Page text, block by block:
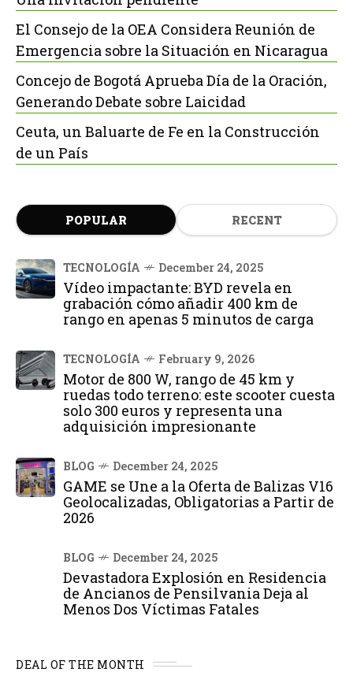
El Consejo de la OEA Considera Reunión de
Emergencia sobre la Situación en Nicaragua
Concejo de Bogotá Aprueba Día de la Oración,
Generando Debate sobre Laicidad
Ceuta, un Baluarte de Fe en la Construcción
de un País
POPULAR RECENT
TECNOLOGÍA December 24, 2025
Vídeo impactante: BYD revela en
grabación cómo añadir 400 km de
rango en apenas 5 minutos de carga
TECNOLOGÍA February 9, 2026
Motor de 800 W, rango de 45 km y
ruedas todo terreno: este scooter cuesta
solo 300 euros y representa una
adquisición impresionante
BLOG December 24, 2025
GAME se Une a la Oferta de Balizas V16
Geolocalizadas, Obligatorias a Partir de
2026
BLOG December 24, 2025
Devastadora Explosión en Residencia
de Ancianos de Pensilvania Deja al
Menos Dos Víctimas Fatales
DEAL OF THE MONTH